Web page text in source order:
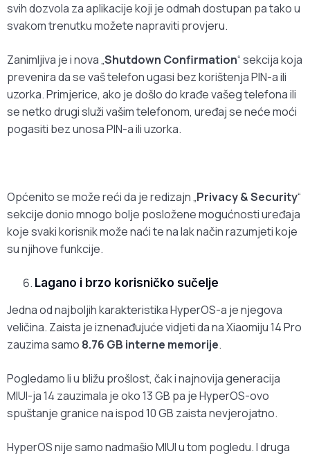
svih dozvola za aplikacije koji je odmah dostupan pa tako u
svakom trenutku možete napraviti provjeru.
Zanimljiva je i nova „Shutdown Confirmation“ sekcija koja
prevenira da se vaš telefon ugasi bez korištenja PIN-a ili
uzorka. Primjerice, ako je došlo do krađe vašeg telefona ili
se netko drugi služi vašim telefonom, uređaj se neće moći
pogasiti bez unosa PIN-a ili uzorka.
Općenito se može reći da je redizajn „Privacy & Security“
sekcije donio mnogo bolje posložene mogućnosti uređaja
koje svaki korisnik može naći te na lak način razumjeti koje
su njihove funkcije.
Lagano i brzo korisničko sučelje
Jedna od najboljih karakteristika HyperOS-a je njegova
veličina. Zaista je iznenađujuće vidjeti da na Xiaomiju 14 Pro
zauzima samo 8.76 GB interne memorije.
Pogledamo li u bližu prošlost, čak i najnovija generacija
MIUI-ja 14 zauzimala je oko 13 GB pa je HyperOS-ovo
spuštanje granice na ispod 10 GB zaista nevjerojatno.
HyperOS nije samo nadmašio MIUI u tom pogledu. I druga